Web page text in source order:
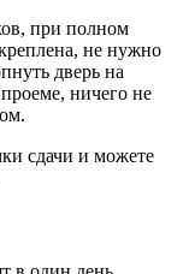
при полном
не нужно
дверь на
ничего не
сдачи и можете